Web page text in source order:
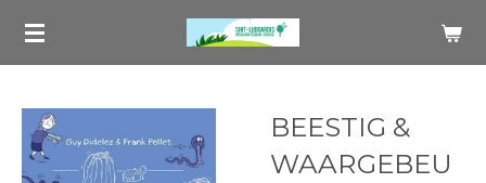
Ga
de
hoofdinhoud
BEESTIG &
WAARGEBEU